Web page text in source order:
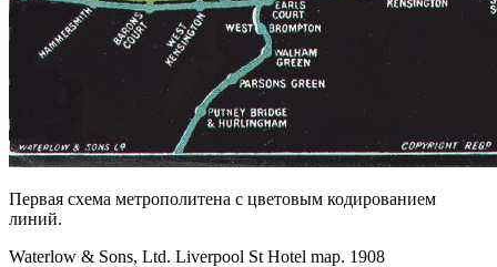
Первая схема метрополитена с цветовым кодированием
линий.
Waterlow & Sons, Ltd. Liverpool St Hotel map. 1908